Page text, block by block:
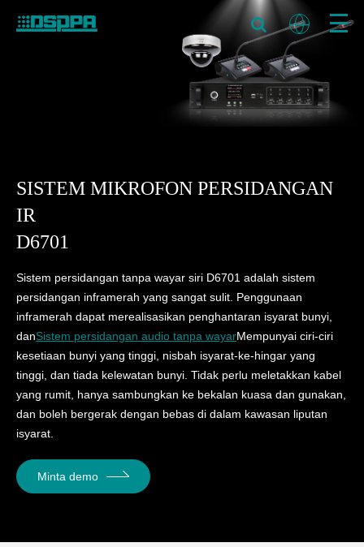
SISTEM MIKROFON PERSIDANGAN
IR
D6701
Sistem persidangan tanpa wayar siri D6701 adalah sistem
persidangan inframerah yang sangat sulit. Penggunaan
inframerah dapat merealisasikan penghantaran isyarat bunyi,
danSistem persidangan audio tanpa wayarMempunyai ciri-ciri
kesetiaan bunyi yang tinggi, nisbah isyarat-ke-hingar yang
tinggi, dan tiada kelewatan bunyi. Tidak perlu meletakkan kabel
yang rumit, hanya sambungkan ke bekalan kuasa dan gunakan,
dan boleh bergerak dengan bebas di dalam kawasan liputan
isyarat.
Minta demo